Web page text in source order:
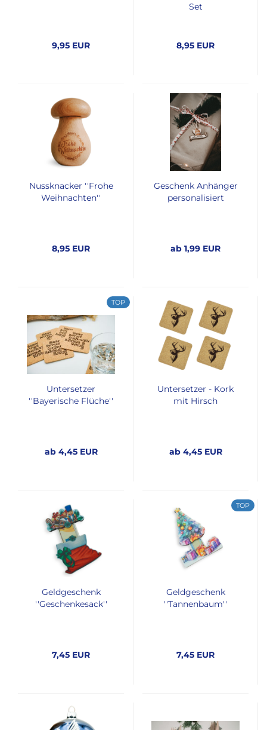
9,95 EUR
Set
8,95 EUR
Nussknacker ''Frohe
Weihnachten''
8,95 EUR
Geschenk Anhänger
personalisiert
ab 1,99 EUR
TOP
Untersetzer
''Bayerische Flüche''
ab 4,45 EUR
Untersetzer - Kork
mit Hirsch
ab 4,45 EUR
Geldgeschenk
''Geschenkesack''
7,45 EUR
TOP
Geldgeschenk
''Tannenbaum''
7,45 EUR